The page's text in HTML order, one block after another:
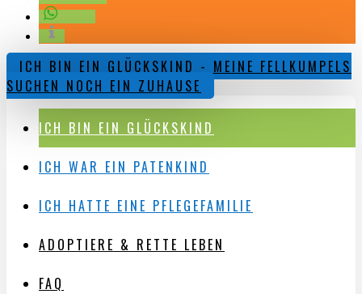
ICH BIN EIN GLÜCKSKIND - MEINE FELLKUMPELS
SUCHEN NOCH EIN ZUHAUSE
ICH BIN EIN GLÜCKSKIND
ICH WAR EIN PATENKIND
ICH HATTE EINE PFLEGEFAMILIE
ADOPTIERE & RETTE LEBEN
FAQ